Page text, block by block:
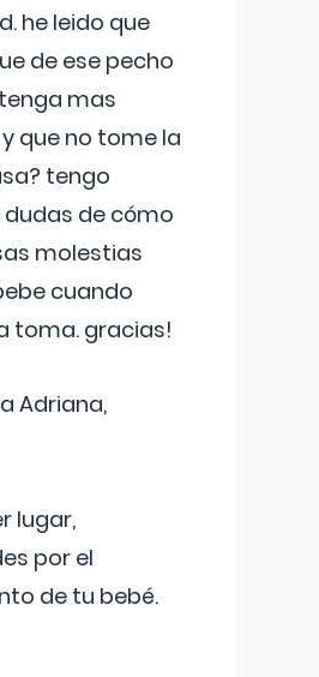
he leido que
de ese pecho
mas
que no tome la
tengo
de cómo
molestias
cuando
toma. gracias!
Adriana,
lugar,
por el
de tu bebé.